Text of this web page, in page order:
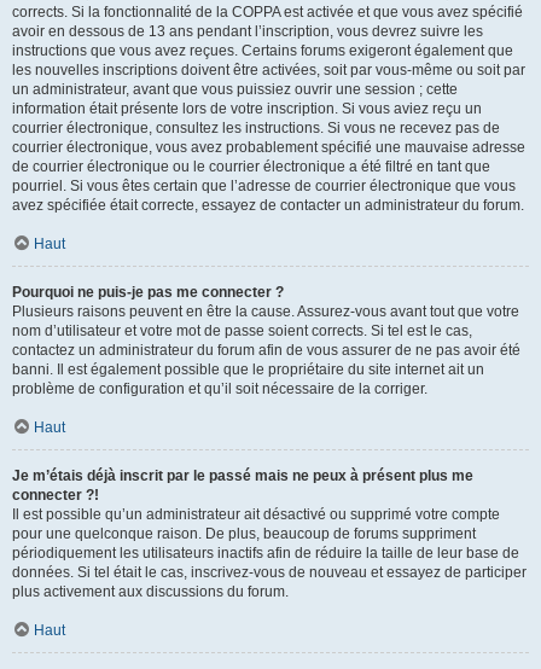
corrects. Si la fonctionnalité de la COPPA est activée et que vous avez spécifié
avoir en dessous de 13 ans pendant l’inscription, vous devrez suivre les
instructions que vous avez reçues. Certains forums exigeront également que
les nouvelles inscriptions doivent être activées, soit par vous-même ou soit par
un administrateur, avant que vous puissiez ouvrir une session ; cette
information était présente lors de votre inscription. Si vous aviez reçu un
courrier électronique, consultez les instructions. Si vous ne recevez pas de
courrier électronique, vous avez probablement spécifié une mauvaise adresse
de courrier électronique ou le courrier électronique a été filtré en tant que
pourriel. Si vous êtes certain que l’adresse de courrier électronique que vous
avez spécifiée était correcte, essayez de contacter un administrateur du forum.
Haut
Pourquoi ne puis-je pas me connecter ?
Plusieurs raisons peuvent en être la cause. Assurez-vous avant tout que votre
nom d’utilisateur et votre mot de passe soient corrects. Si tel est le cas,
contactez un administrateur du forum afin de vous assurer de ne pas avoir été
banni. Il est également possible que le propriétaire du site internet ait un
problème de configuration et qu’il soit nécessaire de la corriger.
Haut
Je m’étais déjà inscrit par le passé mais ne peux à présent plus me
connecter ?!
Il est possible qu’un administrateur ait désactivé ou supprimé votre compte
pour une quelconque raison. De plus, beaucoup de forums suppriment
périodiquement les utilisateurs inactifs afin de réduire la taille de leur base de
données. Si tel était le cas, inscrivez-vous de nouveau et essayez de participer
plus activement aux discussions du forum.
Haut